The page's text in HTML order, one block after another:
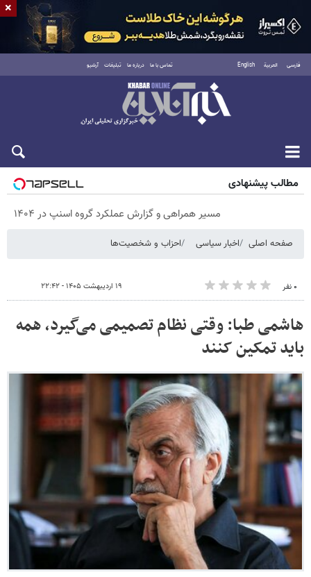
فارسی العربية English تماس با ما درباره ما تبلیغات آرشیو
پنجشنبه ۱۵ مرداد ۱۴۰۵
مطالب پیشنهادی
مسیر همراهی و گزارش عملکرد گروه اسنپ در ۱۴۰۴
صفحه اصلی اخبار سیاسی احزاب و شخصیت‌ها
۰ نفر ۱۹ اردیبهشت ۱۴۰۵ - ۲۲:۴۲
هاشمی طبا: وقتی نظام تصمیمی می‌گیرد، همه
باید تمکین کنند
×